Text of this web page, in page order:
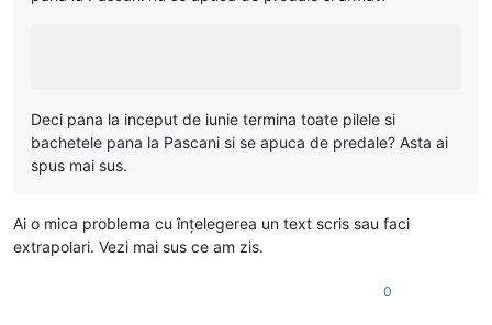
Deci pana la inceput de iunie termina toate pilele si
bachetele pana la Pascani si se apuca de predale? Asta ai
spus mai sus.
Ai o mica problema cu înțelegerea un text scris sau faci
extrapolari. Vezi mai sus ce am zis.
0